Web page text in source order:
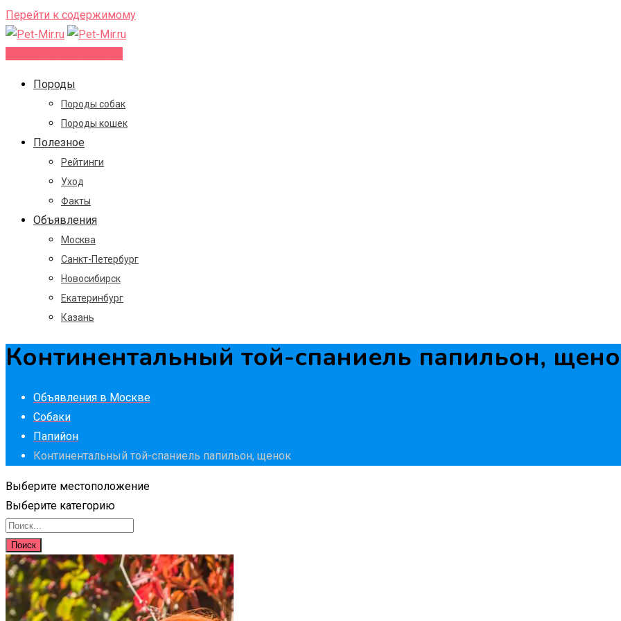
Перейти к содержимому
Породы
Породы собак
Породы кошек
Полезное
Рейтинги
Уход
Факты
Объявления
Москва
Санкт-Петербург
Новосибирск
Екатеринбург
Казань
Континентальный той-спаниель папильон,
Объявления в Москве
Собаки
Папийон
Континентальный той-спаниель папильон, щенок
Выберите местоположение
Выберите категорию
Поиск